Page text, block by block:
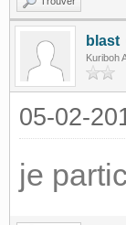
blast
Kuriboh
05-02-
je